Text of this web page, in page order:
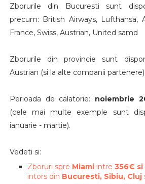
Zborurile din Bucuresti sunt
precum: British Airways, Lufthansa,
France, Swiss, Austrian, United samd
Zborurile din provincie sunt
Austrian (si la alte companii partenere).
Perioada de calatorie: noiembrie
(cele mai multe exemple sunt
ianuarie - martie).
Vedeti si:
Zboruri spre Miamiintre 356€ si
intors din Bucuresti, Sibiu, Cluj